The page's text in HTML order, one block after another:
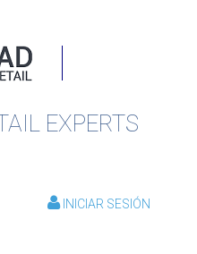
EXPERTS
INICIAR SESIÓN